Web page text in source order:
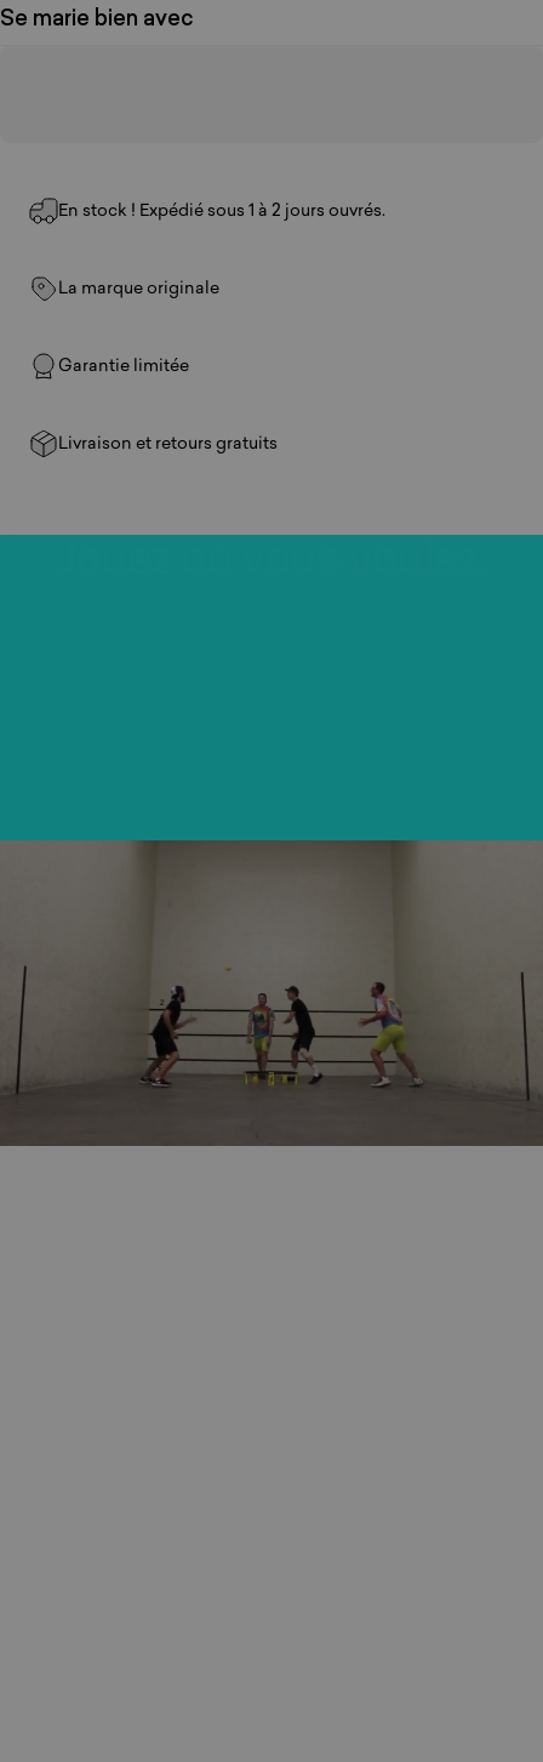
Se marie bien avec
En stock ! Expédié sous 1 à 2 jours ouvrés.
La marque originale
Garantie limitée
Livraison et retours gratuits